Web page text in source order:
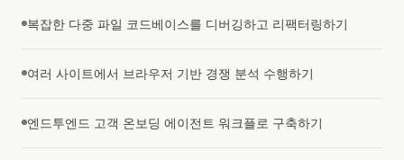
복잡한 다중 파일 코드베이스를 디버깅하고 리팩터링하기
여러 사이트에서 브라우저 기반 경쟁 분석 수행하기
엔드투엔드 고객 온보딩 에이전트 워크플로 구축하기